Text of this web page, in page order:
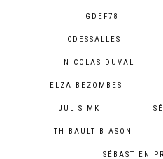
GDEF78
CDESSALLES
NICOLAS DUVAL
ELZA BEZOMBES
JUL'S MK
THIBAULT BIASON
SÉBASTIEN